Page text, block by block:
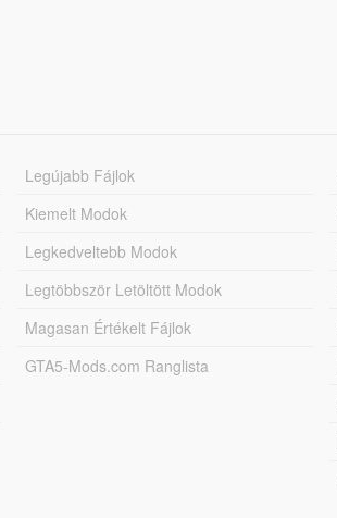
Legújabb Fájlok
Kiemelt Modok
Legkedveltebb Modok
Legtöbbször Letöltött Modok
Magasan Értékelt Fájlok
GTA5-Mods.com Ranglista